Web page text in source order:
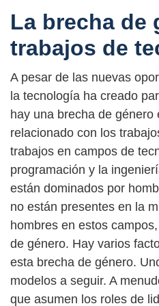
La brecha de
trabajos de
A pesar de las nuevas
la tecnología ha creado
hay una brecha de género
relacionado con los
trabajos en campos de
programación y la
están dominados por
no están presentes en la
hombres en estos
de género. Hay varios
esta brecha de género.
modelos a seguir. A
que asumen los roles de